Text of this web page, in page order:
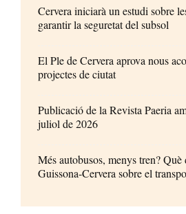
Cervera iniciarà un estudi sobre
garantir la seguretat del subsol
El Ple de Cervera aprova nous
projectes de ciutat
Publicació de la Revista Paeria
juliol de 2026
Més autobusos, menys tren?
Guissona-Cervera sobre el